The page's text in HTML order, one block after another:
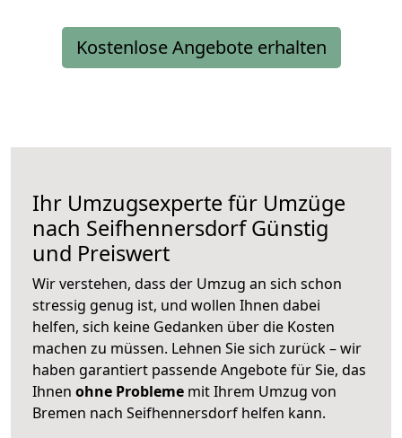
Kostenlose Angebote erhalten
Ihr Umzugsexperte für Umzüge
nach SeifhennersdorfGünstig
und Preiswert
Wir verstehen, dass der Umzug an sich schon
stressig genug ist, und wollen Ihnen dabei
helfen, sich keine Gedanken über die Kosten
machen zu müssen. Lehnen Sie sich zurück – wir
haben garantiert passende Angebote für Sie, das
Ihnen ohne Probleme mit Ihrem Umzug von
Bremen nach Seifhennersdorf helfen kann.